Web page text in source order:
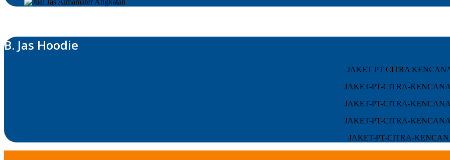
B. Jas Hoodie